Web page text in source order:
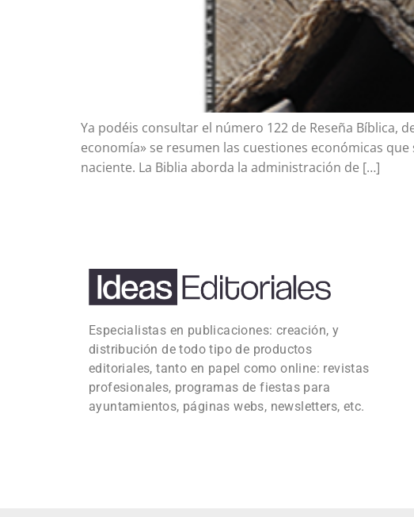
Ya podéis consultar el número 122 de Reseña Bíblica,
economía» se resumen las cuestiones económicas
naciente. La Biblia aborda la administración de […]
Especialistas en publicaciones: creación, y
distribución de todo tipo de productos
editoriales, tanto en papel como online: revistas
profesionales, programas de fiestas para
ayuntamientos, páginas webs, newsletters, etc.